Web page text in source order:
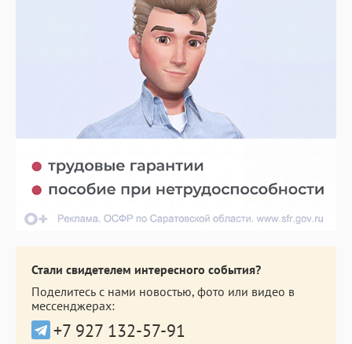
Стали свидетелем интересного события?
Поделитесь с нами новостью, фото или видео в
мессенджерах:
+7 927 132-57-91